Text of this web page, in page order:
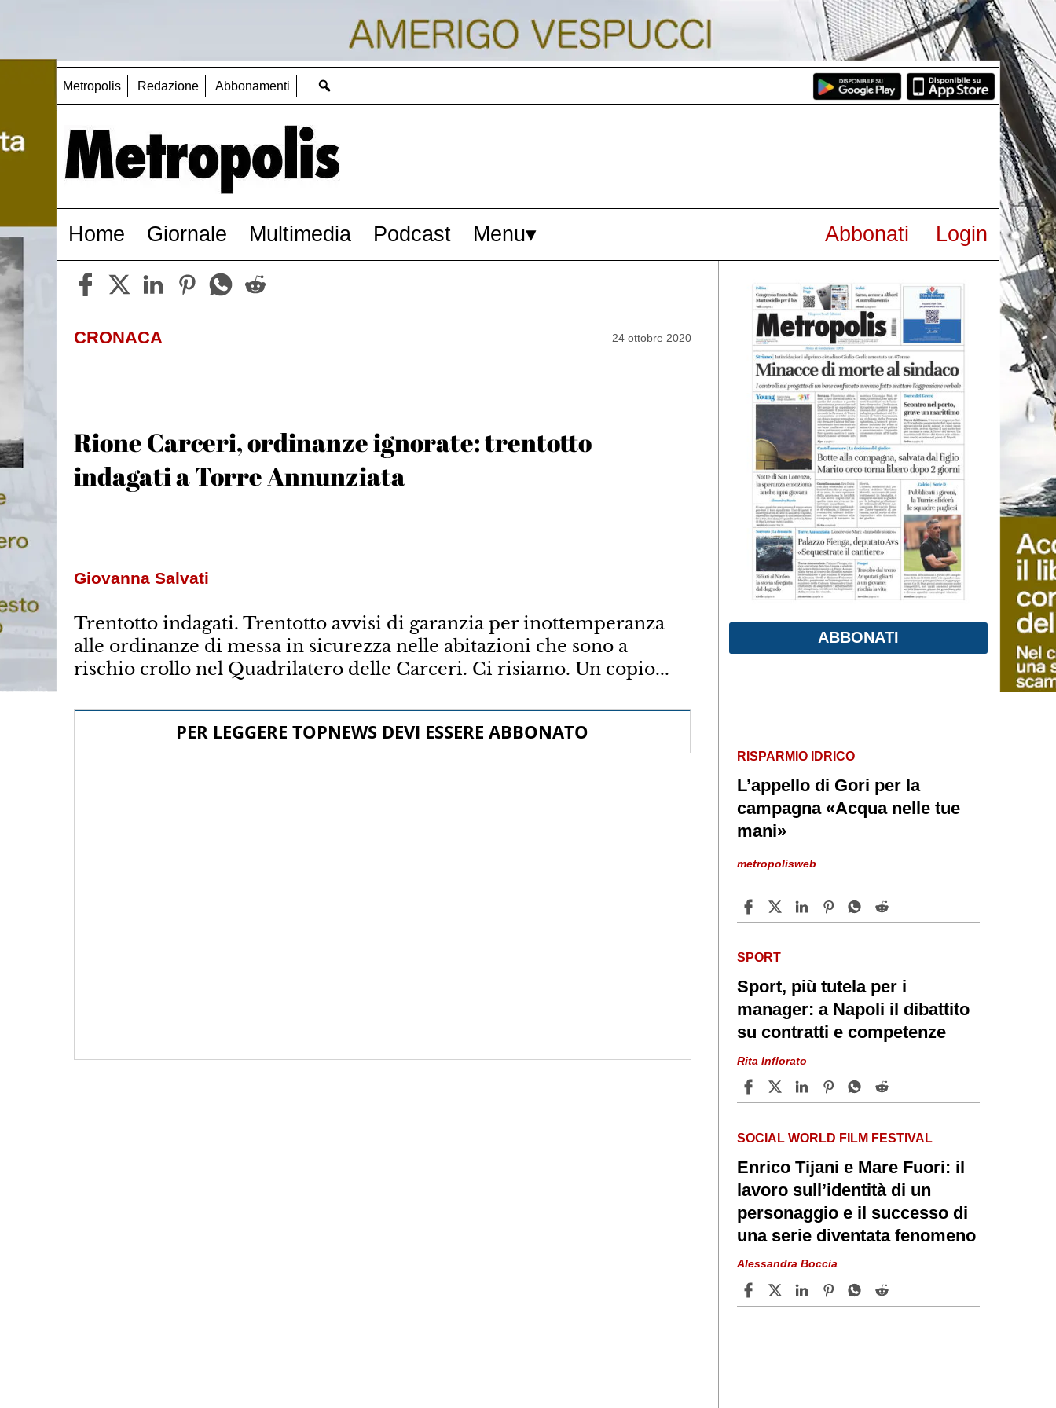
Metropolis Redazione Abbonamenti
Home Giornale Multimedia Podcast Menu Abbonati Login
CRONACA 24 ottobre 2020
Rione Carceri, ordinanze ignorate: trentotto
indagati a Torre Annunziata
Giovanna Salvati
Trentotto indagati. Trentotto avvisi di garanzia per inottemperanza
alle ordinanze di messa in sicurezza nelle abitazioni che sono a
rischio crollo nel Quadrilatero delle Carceri. Ci risiamo. Un copio...
PER LEGGERE TOPNEWS DEVI ESSERE ABBONATO
ABBONATI
RISPARMIO IDRICO
L’appello di Gori per la
campagna «Acqua nelle tue
mani»
metropolisweb
SPORT
Sport, più tutela per i
manager: a Napoli il dibattito
su contratti e competenze
Rita Inflorato
SOCIAL WORLD FILM FESTIVAL
Enrico Tijani e Mare Fuori: il
lavoro sull’identità di un
personaggio e il successo di
una serie diventata fenomeno
Alessandra Boccia